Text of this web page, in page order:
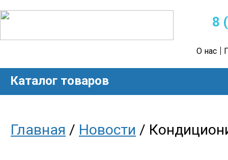
8
О нас
Каталог товаров
Главная / Новости /